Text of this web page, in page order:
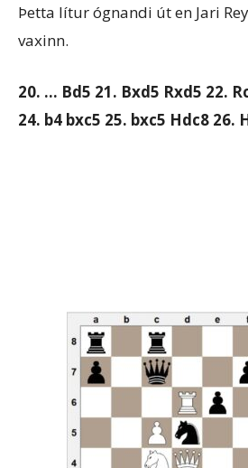
Þetta lítur ógnandi út en Jari
vaxinn.
20. … Bd5 21. Bxd5 Rxd5 22.
24. b4 bxc5 25. bxc5 Hdc8 26.